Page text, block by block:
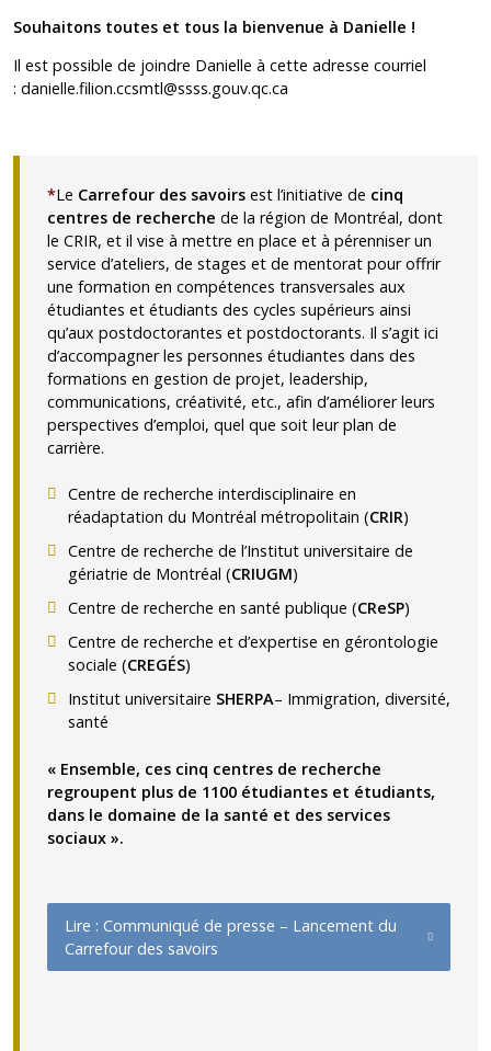
Souhaitons toutes et tous la bienvenue à Danielle !
Il est possible de joindre Danielle à cette adresse courriel
: danielle.filion.ccsmtl@ssss.gouv.qc.ca
*Le Carrefour des savoirs est l’initiative de cinq
centres de recherche de la région de Montréal, dont
le CRIR, et il vise à mettre en place et à pérenniser un
service d’ateliers, de stages et de mentorat pour offrir
une formation en compétences transversales aux
étudiantes et étudiants des cycles supérieurs ainsi
qu’aux postdoctorantes et postdoctorants. Il s’agit ici
d’accompagner les personnes étudiantes dans des
formations en gestion de projet, leadership,
communications, créativité, etc., afin d’améliorer leurs
perspectives d’emploi, quel que soit leur plan de
carrière.
Centre de recherche interdisciplinaire en
réadaptation du Montréal métropolitain (CRIR)
Centre de recherche de l’Institut universitaire de
gériatrie de Montréal (CRIUGM)
Centre de recherche en santé publique (CReSP)
Centre de recherche et d’expertise en gérontologie
sociale (CREGÉS)
Institut universitaire SHERPA– Immigration, diversité,
santé
« Ensemble, ces cinq centres de recherche
regroupent plus de 1100 étudiantes et étudiants,
dans le domaine de la santé et des services
sociaux ».
Lire : Communiqué de presse – Lancement du
Carrefour des savoirs